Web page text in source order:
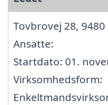
Tovbrovej 28, 9480
Ansatte:
Startdato: 01.
Virksomhedsform: